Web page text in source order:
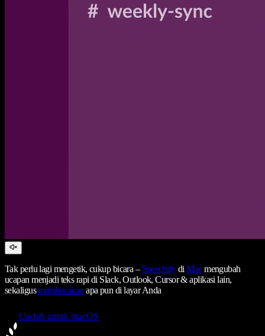
Tak perlu lagi mengetik, cukup bicara – SpeechifydiMacmengubah
ucapan menjadi teks rapi di Slack, Outlook, Cursor & aplikasi lain,
sekaligusmembacakan apa pun di layar Anda
Unduh untuk macOS